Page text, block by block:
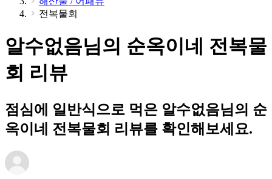
전복물회
알수없음님의 순옥이네 전복물
회 리뷰
점심에 일반식으로 먹은 알수없음님의 순
옥이네 전복물회 리뷰를 확인해보세요.